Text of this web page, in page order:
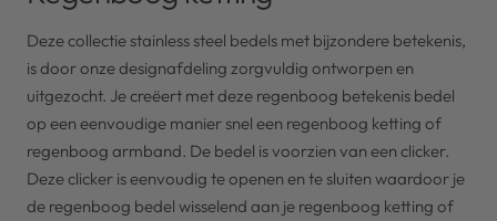
Deze collectie stainless steel bedels met bijzondere betekenis,
is door onze designafdeling zorgvuldig ontworpen en
uitgezocht. Je creëert met deze regenboog betekenis bedel
op een eenvoudige manier snel een regenboog ketting of
regenboog armband. De bedel is voorzien van een clicker.
Deze clicker is eenvoudig te openen en te sluiten waardoor je
de regenboog bedel wisselend aan je regenboog ketting of